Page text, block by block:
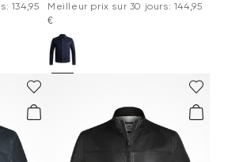
134,95
Meilleur prix sur 30 jours: 144,95
€